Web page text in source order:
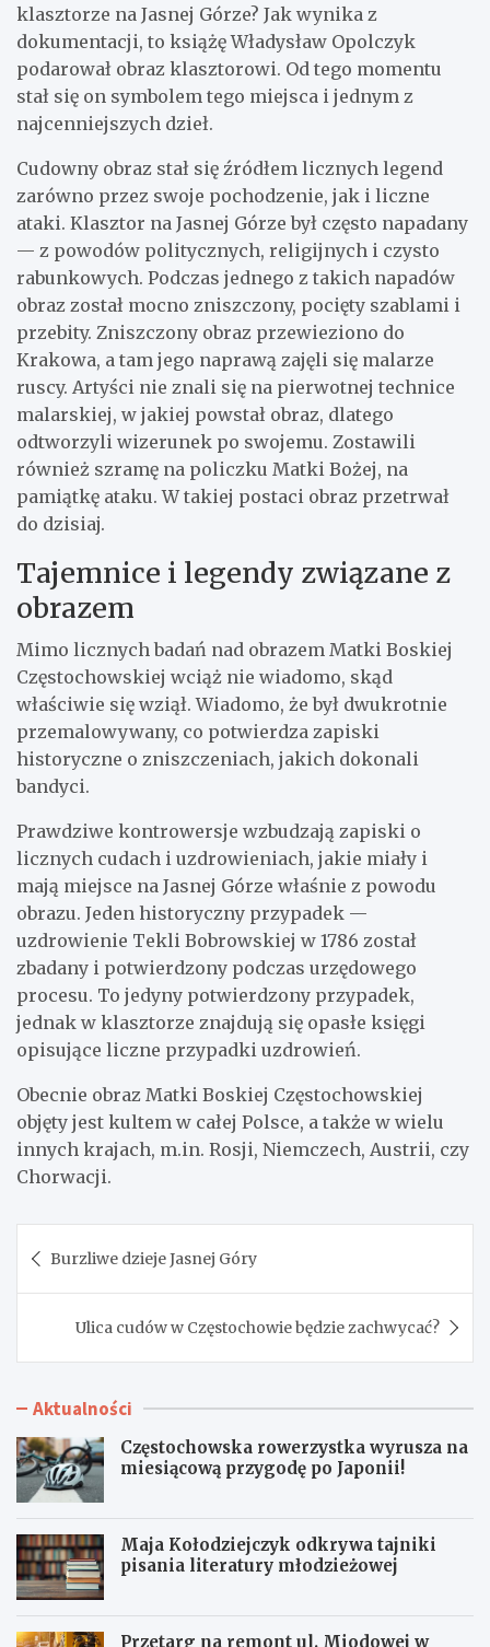
klasztorze na Jasnej Górze? Jak wynika z
dokumentacji, to książę Władysław Opolczyk
podarował obraz klasztorowi. Od tego momentu
stał się on symbolem tego miejsca i jednym z
najcenniejszych dzieł.
Cudowny obraz stał się źródłem licznych legend
zarówno przez swoje pochodzenie, jak i liczne
ataki. Klasztor na Jasnej Górze był często napadany
— z powodów politycznych, religijnych i czysto
rabunkowych. Podczas jednego z takich napadów
obraz został mocno zniszczony, pocięty szablami i
przebity. Zniszczony obraz przewieziono do
Krakowa, a tam jego naprawą zajęli się malarze
ruscy. Artyści nie znali się na pierwotnej technice
malarskiej, w jakiej powstał obraz, dlatego
odtworzyli wizerunek po swojemu. Zostawili
również szramę na policzku Matki Bożej, na
pamiątkę ataku. W takiej postaci obraz przetrwał
do dzisiaj.
Tajemnice i legendy związane z
obrazem
Mimo licznych badań nad obrazem Matki Boskiej
Częstochowskiej wciąż nie wiadomo, skąd
właściwie się wziął. Wiadomo, że był dwukrotnie
przemalowywany, co potwierdza zapiski
historyczne o zniszczeniach, jakich dokonali
bandyci.
Prawdziwe kontrowersje wzbudzają zapiski o
licznych cudach i uzdrowieniach, jakie miały i
mają miejsce na Jasnej Górze właśnie z powodu
obrazu. Jeden historyczny przypadek —
uzdrowienie Tekli Bobrowskiej w 1786 został
zbadany i potwierdzony podczas urzędowego
procesu. To jedyny potwierdzony przypadek,
jednak w klasztorze znajdują się opasłe księgi
opisujące liczne przypadki uzdrowień.
Obecnie obraz Matki Boskiej Częstochowskiej
objęty jest kultem w całej Polsce, a także w wielu
innych krajach, m.in. Rosji, Niemczech, Austrii, czy
Chorwacji.
wpisu
Burzliwe dzieje Jasnej Góry
Ulica cudów w Częstochowie będzie zachwycać?
Aktualności
Częstochowska rowerzystka wyrusza na
miesiącową przygodę po Japonii!
Maja Kołodziejczyk odkrywa tajniki
pisania literatury młodzieżowej
Przetarg na remont ul. Miodowej w